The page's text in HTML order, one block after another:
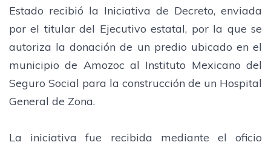
Estado recibió la Iniciativa de Decreto, enviada
por el titular del Ejecutivo estatal, por la que se
autoriza la donación de un predio ubicado en el
municipio de Amozoc al Instituto Mexicano del
Seguro Social para la construcción de un Hospital
General de Zona.
La iniciativa fue recibida mediante el oficio